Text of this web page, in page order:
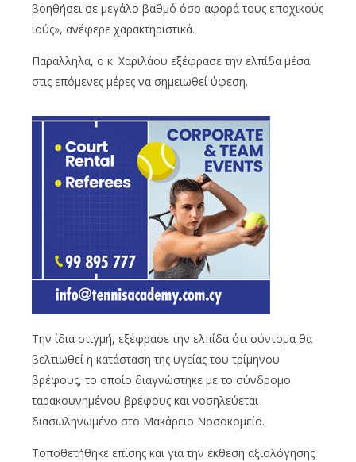
βοηθήσει σε μεγάλο βαθμό όσο αφορά τους εποχικούς
ιούς», ανέφερε χαρακτηριστικά.
Παράλληλα, ο κ. Χαριλάου εξέφρασε την ελπίδα μέσα
στις επόμενες μέρες να σημειωθεί ύφεση.
Την ίδια στιγμή, εξέφρασε την ελπίδα ότι σύντομα θα
βελτιωθεί η κατάσταση της υγείας του τρίμηνου
βρέφους, το οποίο διαγνώστηκε με το σύνδρομο
ταρακουνημένου βρέφους και νοσηλεύεται
διασωληνωμένο στο Μακάρειο Νοσοκομείο.
Τοποθετήθηκε επίσης και για την έκθεση αξιολόγησης